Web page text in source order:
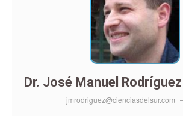
Dr. José Manuel
jmrodriguez@cienciasdelsur.com